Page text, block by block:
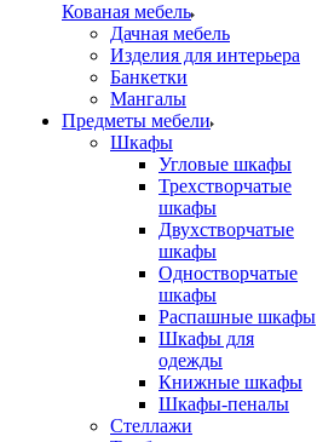
Кованая мебель
Дачная мебель
Изделия для интерьера
Банкетки
Мангалы
Предметы мебели
Шкафы
Угловые шкафы
Трехстворчатые
шкафы
Двухстворчатые
шкафы
Одностворчатые
шкафы
Распашные шкафы
Шкафы для
одежды
Книжные шкафы
Шкафы-пеналы
Стеллажи